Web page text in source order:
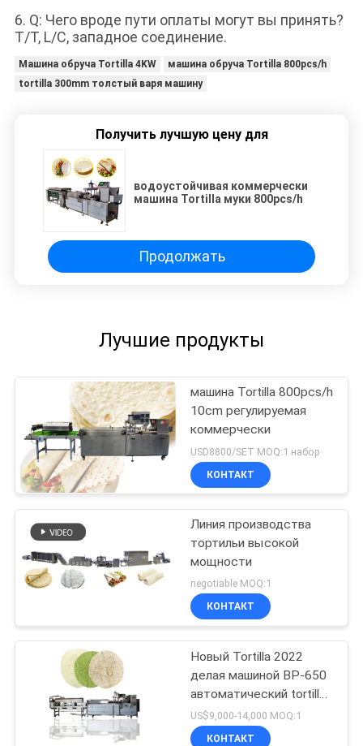
6. Q: Чего вроде пути оплаты могут вы принять?
T/T, L/C, западное соединение.
Машина обруча Tortilla 4KW
машина обруча Tortilla 800pcs/h
tortilla 300mm толстый варя машину
Получить лучшую цену для
водоустойчивая коммерчески
машина Tortilla муки 800pcs/h
Продолжать
Лучшие продукты
машина Tortilla 800pcs/h
10cm регулируемая
коммерчески
USD8800/SET MOQ:1 набор
КОНТАКТ
Линия производства
тортильи высокой
мощности
negotiable MOQ:1
КОНТАКТ
Новый Tortilla 2022
делая машиной BP-650
автоматический tortilla
делая машину
US$9,000-14,000 MOQ:1
КОНТАКТ